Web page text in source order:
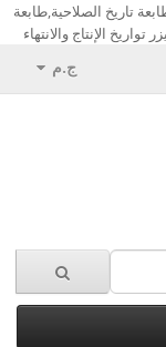
تاريخ الصلاحية,طابعة
تواريخ الإنتاج والانتهاء
ج.م